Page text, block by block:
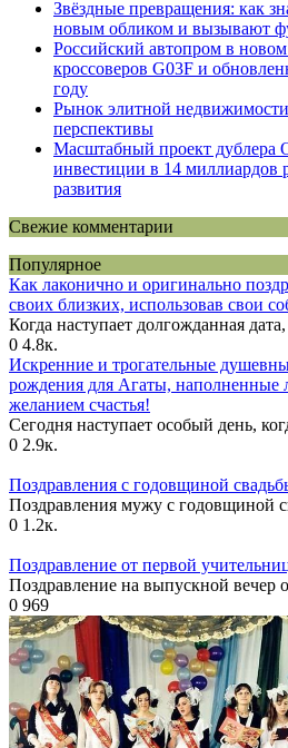
Звёздные превращения: как
новым обликом и вызывают
Российский автопром в
кроссоверов G03F и
году
Рынок элитной
перспективы
Масштабный проект дублера
инвестиции в 14 миллиардов
развития
Свежие комментарии
Популярное
Как лаконично и оригинально
своих близких, использовав свои
Когда наступает долгожданная
0 4.8к.
Искренние и трогательные
рождения для Агаты, наполненные
желанием счастья!
Сегодня наступает особый день,
0 2.9к.
Поздравления с годовщиной
Поздравления мужу с годовщиной
0 1.2к.
Поздравление от первой
Поздравление на выпускной вечер
0 969